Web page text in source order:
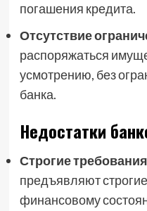
погашения кредита.
Отсутствие
распоряжаться
усмотрению, без
банка.
Недостатки
Строгие
предъявляют
финансовому